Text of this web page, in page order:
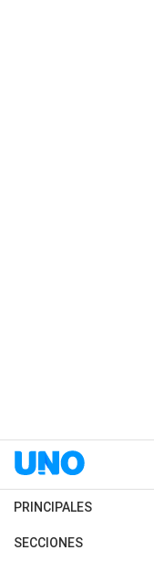
PRINCIPALES
Últimas Noticias
SECCIONES